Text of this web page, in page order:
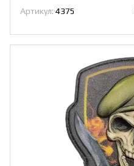
Артикул: 4375